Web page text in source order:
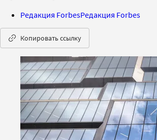
Редакция ForbesРедакция Forbes
Копировать ссылку